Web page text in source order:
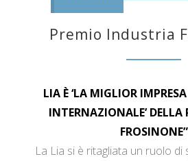
Premio Industria
LIA È ‘LA MIGLIOR
INTERNAZIONALE’
FROSINONE”
La Lia si è ritagliata un ruolo